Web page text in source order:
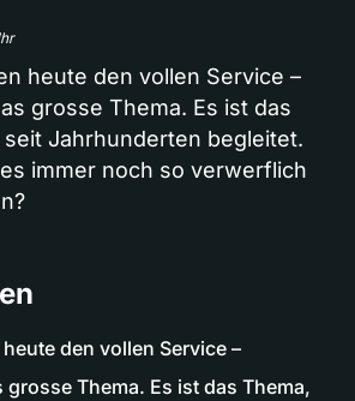
heute den vollen Service –
grosse Thema. Es ist das
Jahrhunderten begleitet.
immer noch so verwerflich
den vollen Service –
Thema. Es ist das Thema,